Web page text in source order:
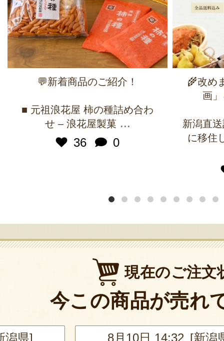
💬新着商品のご紹介！
■ 元祖浪花屋 柿の種詰め合わ
せ – 浪花屋製菓 ...
36
0
🌾改め
画
新潟直
に移住
現在のご注文
今この商品が売れ
潟県] 8月10日 14:32 [新潟